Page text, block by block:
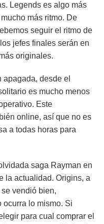
Legends es algo más
más ritmo. De
seguir el ritmo de
jefes finales serán en
originales.
desde el
es mucho menos
Este
online, así que no es
a todas horas para
saga Rayman en
la actualidad. Origins, a
vendió bien,
ocurra lo mismo. Si
para cual comprar el